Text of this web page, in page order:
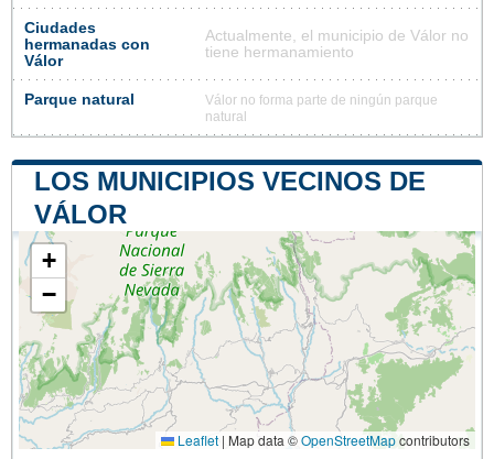
Ciudades
hermanadas con
Válor
Actualmente, el municipio de Válor no
tiene hermanamiento
Parque natural
Válor no forma parte de ningún parque
natural
LOS MUNICIPIOS VECINOS DE
VÁLOR
+
−
Leaflet | Map data ©OpenStreetMapcontributors